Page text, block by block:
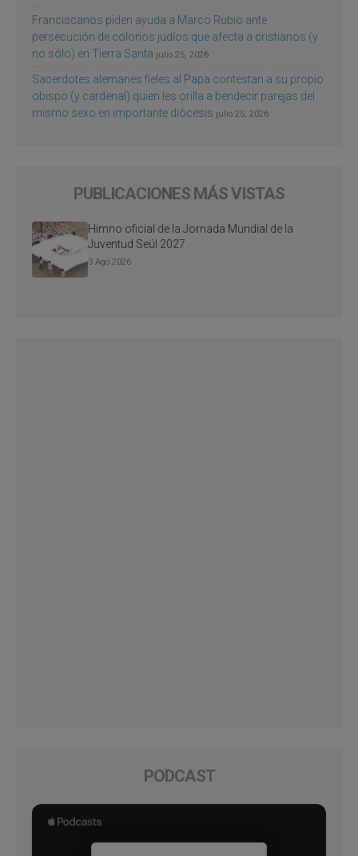
Franciscanos piden ayuda a Marco Rubio ante
persecución de colonos judíos que afecta a cristianos (y
no sólo) en Tierra Santa julio 25, 2026
Sacerdotes alemanes fieles al Papa contestan a su propio
obispo (y cardenal) quien les orilla a bendecir parejas del
mismo sexo en importante diócesis julio 25, 2026
PUBLICACIONES MÁS VISTAS
Himno oficial de la Jornada Mundial de la
Juventud Seúl 2027
3 Ago 2026
PODCAST